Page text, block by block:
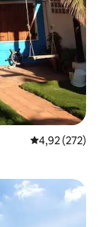
4,92 de uma
4,92 (272)